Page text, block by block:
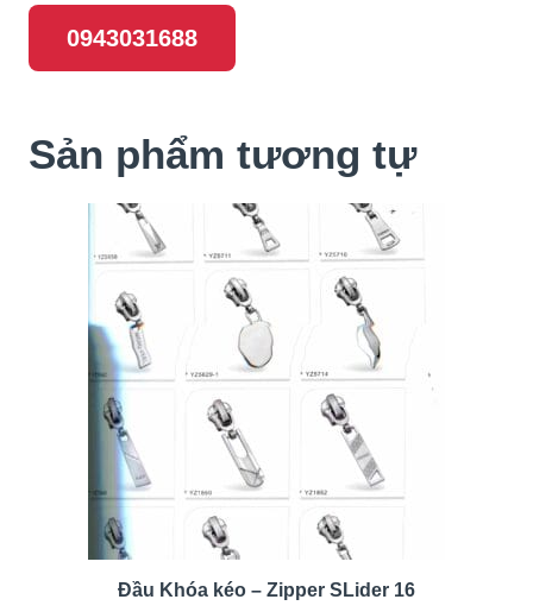
0943031688
Sản phẩm tương tự
Đầu Khóa kéo – Zipper SLider 16